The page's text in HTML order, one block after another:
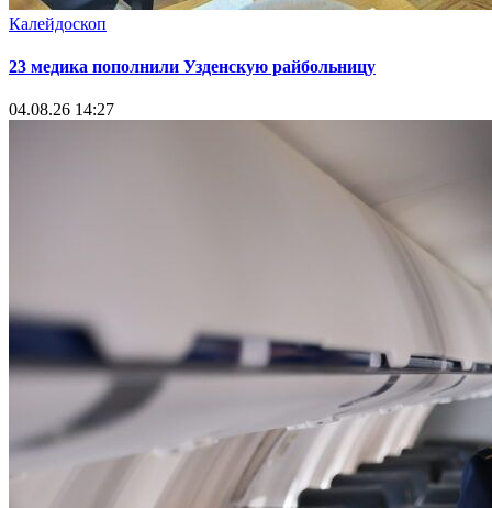
Калейдоскоп
23 медика пополнили Узденскую райбольницу
04.08.26 14:27